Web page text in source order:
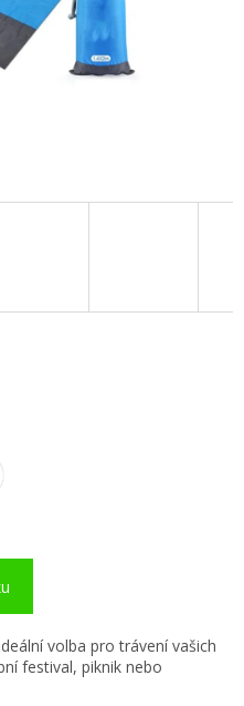
volba pro trávení vašich
festival, piknik nebo